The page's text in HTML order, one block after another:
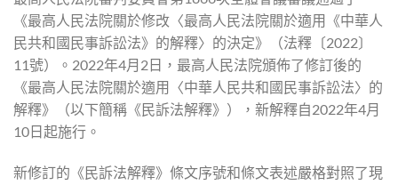
《最高人民法院關於修改〈最高人民法院關於適用《中華人
民共和國民事訴訟法》的解釋〉的決定》（法釋〔2022〕
11號）。2022年4月2日，最高人民法院頒佈了修訂後的
《最高人民法院關於適用〈中華人民共和國民事訴訟法〉的
解釋》（以下簡稱《民訴法解釋》），新解釋自2022年4月
10日起施行。
新修訂的《民訴法解釋》條文序號和條文表述嚴格對照了現